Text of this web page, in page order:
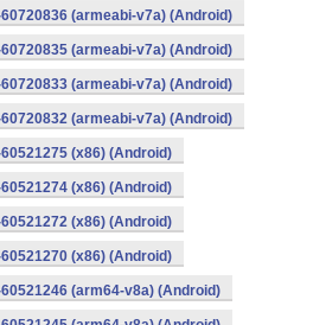
(armeabi-v7a) (Android)
(armeabi-v7a) (Android)
(armeabi-v7a) (Android)
(armeabi-v7a) (Android)
(x86) (Android)
(x86) (Android)
(x86) (Android)
(x86) (Android)
(arm64-v8a) (Android)